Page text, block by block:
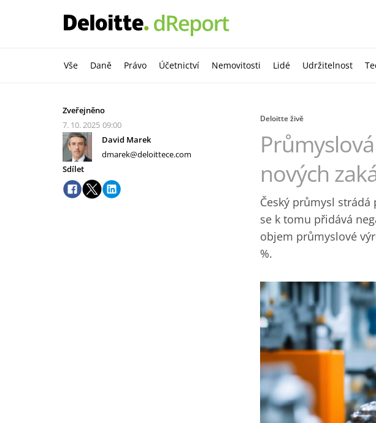
Vše Daně Právo Účetnictví Nemovitosti Lidé Udržitelnost
Zveřejněno
7. 10. 2025 09:00
David Marek
dmarek@deloittece.com
Sdílet
Deloitte živě
nových
Český průmysl
se k tomu přidává
objem průmyslové
%.‎